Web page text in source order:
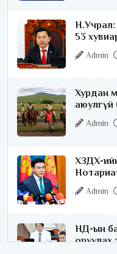
Н.Учрал:
53
Admin
Хурдан
аюулгүй
ажиллаж
Admin
ХЗДХ-
Admin
НД-ын
оруулах